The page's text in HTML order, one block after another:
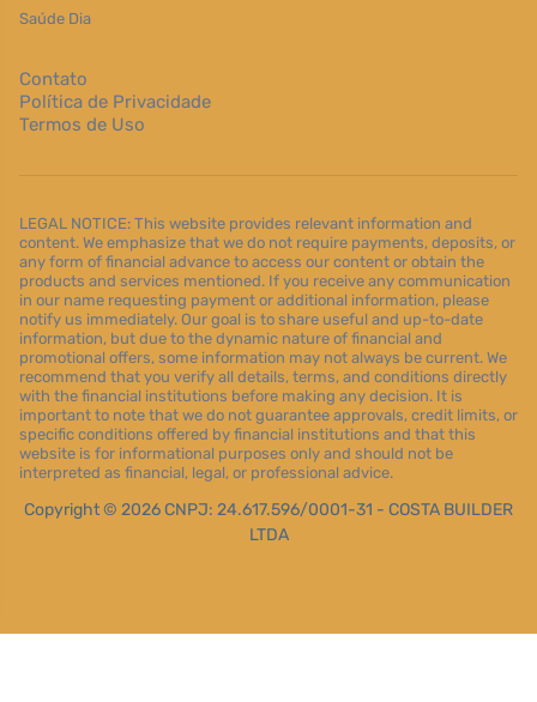
Saúde Dia
Contato
Política de Privacidade
Termos de Uso
LEGAL NOTICE: This website provides relevant information and
content. We emphasize that we do not require payments, deposits, or
any form of financial advance to access our content or obtain the
products and services mentioned. If you receive any communication
in our name requesting payment or additional information, please
notify us immediately. Our goal is to share useful and up-to-date
information, but due to the dynamic nature of financial and
promotional offers, some information may not always be current. We
recommend that you verify all details, terms, and conditions directly
with the financial institutions before making any decision. It is
important to note that we do not guarantee approvals, credit limits, or
specific conditions offered by financial institutions and that this
website is for informational purposes only and should not be
interpreted as financial, legal, or professional advice.
Copyright © 2026 CNPJ: 24.617.596/0001-31 - COSTA BUILDER
LTDA